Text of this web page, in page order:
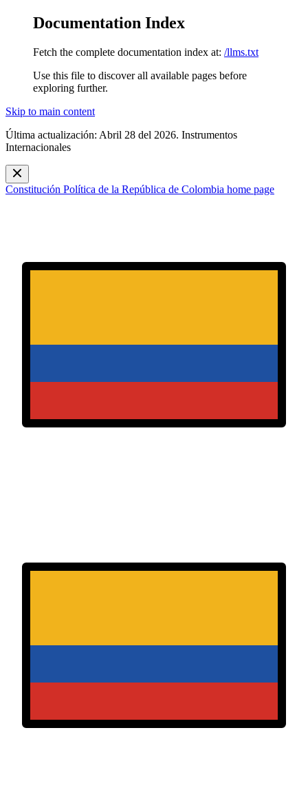
Documentation Index
Fetch the complete documentation index at: /llms.txt
Use this file to discover all available pages before
exploring further.
Skip to main content
Última actualización: Abril 28 del 2026. Instrumentos
Internacionales
Constitución Política de la República de Colombia home page